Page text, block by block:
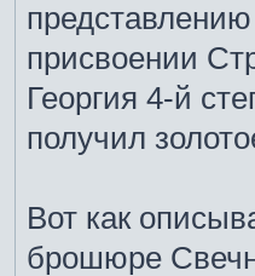
присвоении
Георгия 4-й
получил
Вот как
брошюре